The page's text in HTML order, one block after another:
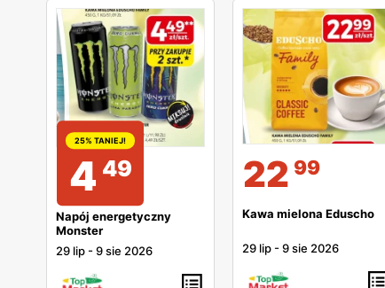
25% TANIEJ!
4 49
Napój energetyczny
Monster
29 lip -9 sie 2026
22 99
Kawa mielona Eduscho
29 lip -9 sie 2026